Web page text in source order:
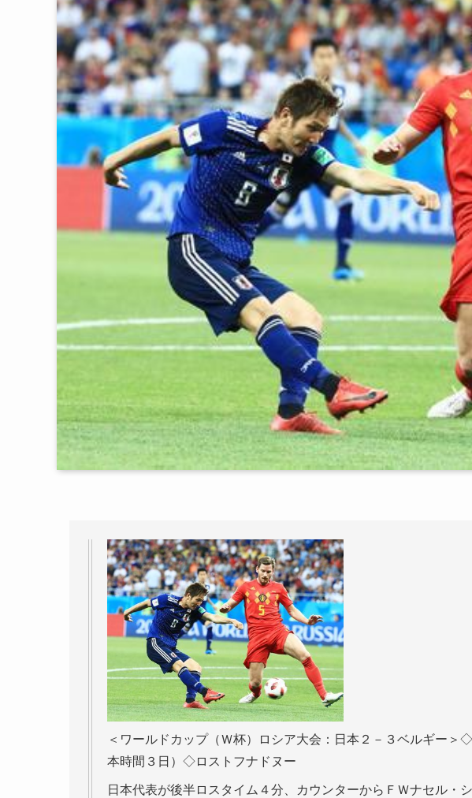
＜ワールドカップ（Ｗ杯）ロシア大会：日本２－３ベルギー
本時間３日）◇ロストフナドヌー
日本代表が後半ロスタイム４分、カウンターからＦＷナセル・